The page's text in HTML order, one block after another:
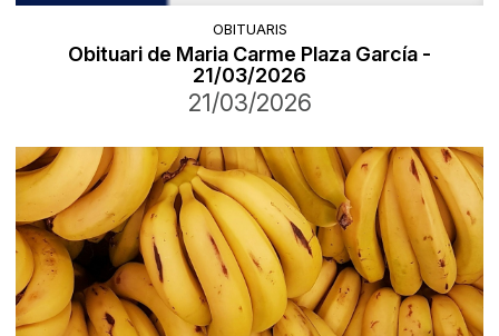
OBITUARIS
Obituari de Maria Carme Plaza García -
21/03/2026
21/03/2026